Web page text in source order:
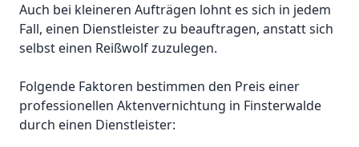
Auch bei kleineren Aufträgen lohnt es sich in jedem
Fall, einen Dienstleister zu beauftragen, anstatt sich
selbst einen Reißwolf zuzulegen.
Folgende Faktoren bestimmen den Preis einer
professionellen Aktenvernichtung in Finsterwalde
durch einen Dienstleister: